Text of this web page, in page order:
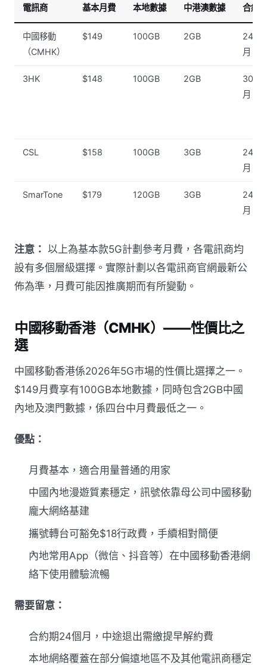
電訊商 基本月費 本地數據 中港澳數據 合約
中國移動
（CMHK）
$149 100GB 2GB
24個
月
3HK $148 100GB 2GB
30個
月
CSL $158 100GB 3GB
24個
月
SmarTone $179 120GB 3GB
24個
月
注意： 以上為基本款5G計劃參考月費，各電訊商均
設有多個層級選擇。實際計劃以各電訊商官網最新公
佈為準，月費可能因推廣期而有所變動。
中國移動香港（CMHK）——性價比之
選
中國移動香港係2026年5G市場的性價比選擇之一。
$149月費享有100GB本地數據，同時包含2GB中國
內地及澳門數據，係四台中月費最低之一。
優點：
月費基本，適合用量普通的用家
中國內地漫遊質素穩定，訊號依靠母公司中國移動
龐大網絡基建
攜號轉台可豁免$18行政費，手續相對簡便
內地常用App（微信、抖音等）在中國移動香港網
絡下使用體驗流暢
需要留意：
合約期24個月，中途退出需繳提早解約費
本地網絡覆蓋在部分偏遠地區不及其他電訊商穩定